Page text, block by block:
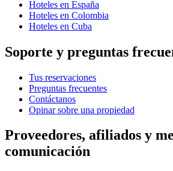
Hoteles en España
Hoteles en Colombia
Hoteles en Cuba
Soporte y preguntas
Tus reservaciones
Preguntas frecuentes
Contáctanos
Opinar sobre una propiedad
Proveedores, afiliados y
comunicación